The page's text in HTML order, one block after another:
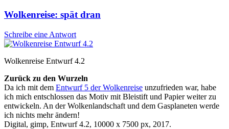
Wolkenreise: spät dran
Schreibe eine Antwort
Wolkenreise Entwurf 4.2
Zurück zu den Wurzeln
Da ich mit dem Entwurf 5 der Wolkenreise unzufrieden war, habe
ich mich entschlossen das Motiv mit Bleistift und Papier weiter zu
entwickeln. An der Wolkenlandschaft und dem Gasplaneten werde
ich nichts mehr ändern!
Digital, gimp, Entwurf 4.2, 10000 x 7500 px, 2017.